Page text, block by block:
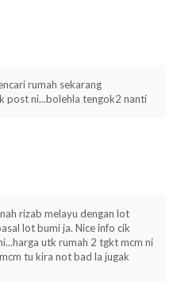
rumah sekarang
post ni...bolehla tengok2 nanti
rizab melayu dengan lot
lot bumi ja. Nice info cik
utk rumah 2 tgkt mcm ni
tu kira not bad la jugak